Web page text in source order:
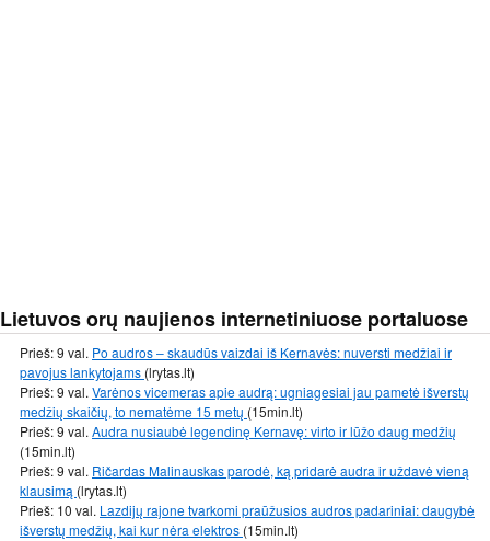
Lietuvos orų naujienos internetiniuose portaluose
Prieš: 9 val. Po audros – skaudūs vaizdai iš Kernavės: nuversti medžiai ir
pavojus lankytojams (lrytas.lt)
Prieš: 9 val. Varėnos vicemeras apie audrą: ugniagesiai jau pametė išverstų
medžių skaičių, to nematėme 15 metų (15min.lt)
Prieš: 9 val. Audra nusiaubė legendinę Kernavę: virto ir lūžo daug medžių
(15min.lt)
Prieš: 9 val. Ričardas Malinauskas parodė, ką pridarė audra ir uždavė vieną
klausimą (lrytas.lt)
Prieš: 10 val. Lazdijų rajone tvarkomi praūžusios audros padariniai: daugybė
išverstų medžių, kai kur nėra elektros (15min.lt)